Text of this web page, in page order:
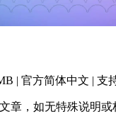
| 官方简体中文 | 支
章，如无特殊说明